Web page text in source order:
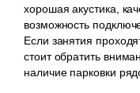
хорошая акустика,
возможность
Если занятия
стоит обратить
наличие парковки